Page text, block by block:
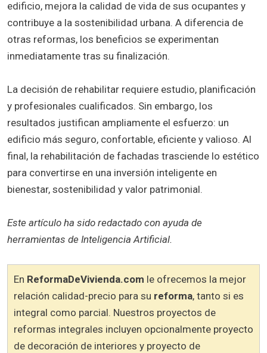
edificio, mejora la calidad de vida de sus ocupantes y
contribuye a la sostenibilidad urbana. A diferencia de
otras reformas, los beneficios se experimentan
inmediatamente tras su finalización.
La decisión de rehabilitar requiere estudio, planificación
y profesionales cualificados. Sin embargo, los
resultados justifican ampliamente el esfuerzo: un
edificio más seguro, confortable, eficiente y valioso. Al
final, la rehabilitación de fachadas trasciende lo estético
para convertirse en una inversión inteligente en
bienestar, sostenibilidad y valor patrimonial.
Este artículo ha sido redactado con ayuda de
herramientas de Inteligencia Artificial.
En ReformaDeVivienda.com le ofrecemos la mejor
relación calidad-precio para su reforma, tanto si es
integral como parcial. Nuestros proyectos de
reformas integrales incluyen opcionalmente proyecto
de decoración de interiores y proyecto de